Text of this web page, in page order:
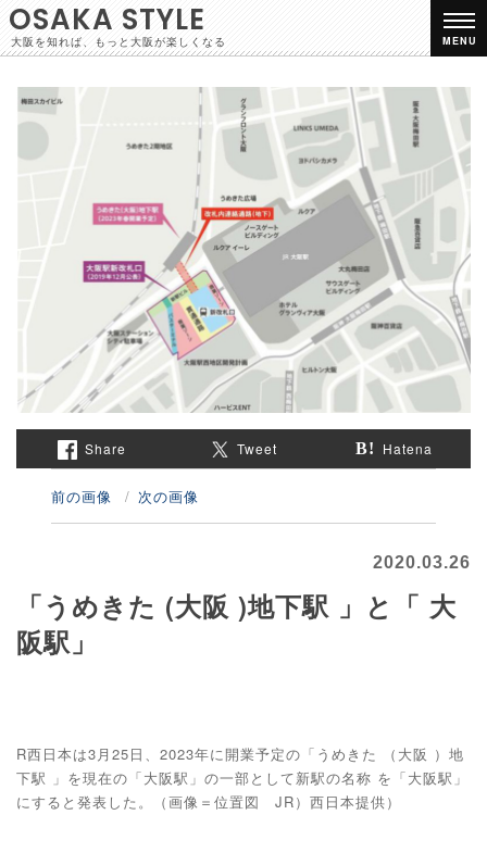
OSAKA STYLE
大阪を知れば、もっと大阪が楽しくなる MENU
Share Tweet Hatena
前の画像 次の画像
2020.03.26
「うめきた (大阪 )地下駅 」と「 大
阪駅」
R西日本は3月25日、2023年に開業予定の「うめきた （大阪 ）地
下駅 」を現在の「大阪駅」の一部として新駅の名称 を「大阪駅」
にすると発表した。（画像＝位置図 JR）西日本提供）